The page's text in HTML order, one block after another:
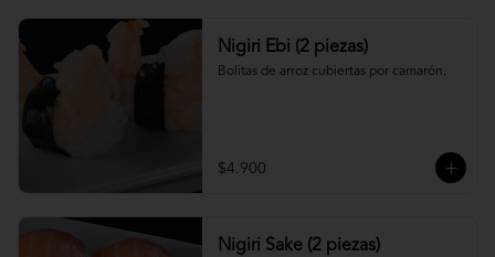
Nigiri Ebi (2 piezas)
Bolitas de arroz cubiertas por camarón.
$4.900
Nigiri Sake (2 piezas)